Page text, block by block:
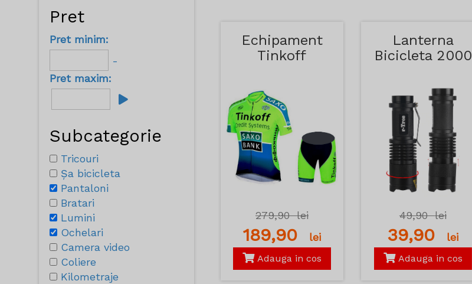
Pret
Pret minim:
-
Pret maxim:
Subcategorie
Tricouri
Șa bicicleta
Pantaloni
Bratari
Lumini
Ochelari
Camera video
Coliere
Kilometraje
Echipament
Tinkoff
279,90lei
189,90 lei
Adauga in cos
Lanterna
Bicicleta 2000
49,90lei
39,90 lei
Adauga in cos